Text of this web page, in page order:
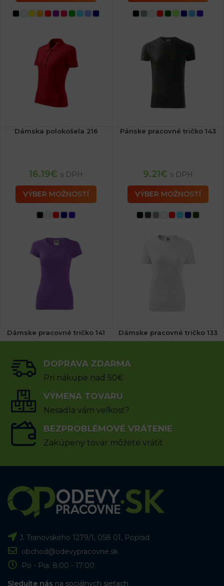
Dámska polokošela 216
16.19€ s DPH
VÝBER MOŽNOSTÍ
Pánske pracovné tričko 143
9.21€ s DPH
VÝBER MOŽNOSTÍ
Dámske pracovné tričko 141
12.60€ s DPH
VÝBER MOŽNOSTÍ
Dámske pracovné tričko 133
DOPRAVA ZDARMA
Pri nákupe nad 50€
VÝMENA TOVARU
Nesadla vám veľkosť?
BEZPROBLÉMOVÉ VRÁTENIE
Zakúpeny tovar môžete vrátiť
J. Tranovského 1279/1, 058 01, Poprad
obchod@odevypracovne.sk
Po - Pia: 8:00 - 17:00
Sledujte nás na sociálnych sieťach